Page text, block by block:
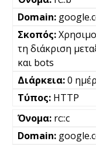
τη διάκριση
και bots
0
HTTP
rc::c